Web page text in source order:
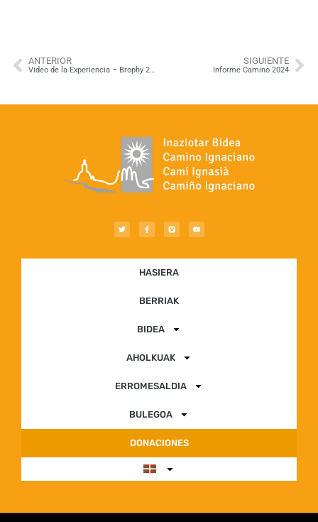
ANTERIOR
Video de la Experiencia – Brophy 2023
SIGUIENTE
Informe Camino 2024
HASIERA
BERRIAK
BIDEA
AHOLKUAK
ERROMESALDIA
BULEGOA
DONACIONES